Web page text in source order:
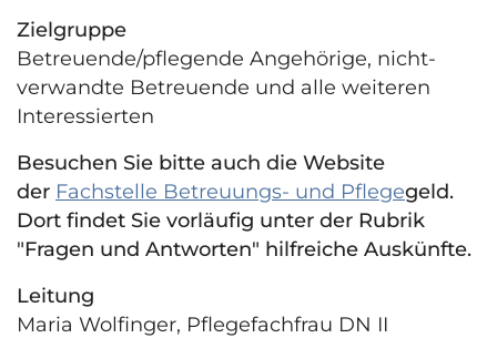
Zielgruppe
Betreuende/pflegende Angehörige, nicht-
verwandte Betreuende und alle weiteren
Interessierten
Besuchen Sie bitte auch die Website
der Fachstelle Betreuungs- und Pflegegeld.
Dort findet Sie vorläufig unter der Rubrik
"Fragen und Antworten" hilfreiche Auskünfte.
Leitung
Maria Wolfinger, Pflegefachfrau DN II